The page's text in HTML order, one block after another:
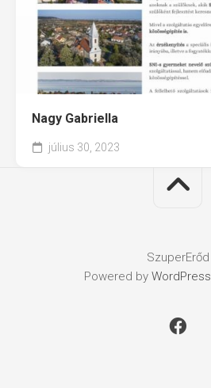
Nagy Gabriella
július 30, 2023
SzuperErőd
Powered by WordPress